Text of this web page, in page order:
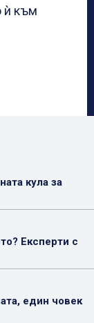
ѝ към
кула за
Експерти с
един човек